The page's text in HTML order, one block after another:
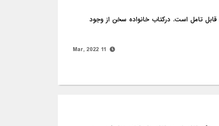
بسیار قابل تامل است. درکتاب خانواده سخن از وجود
11 Mar, 2022